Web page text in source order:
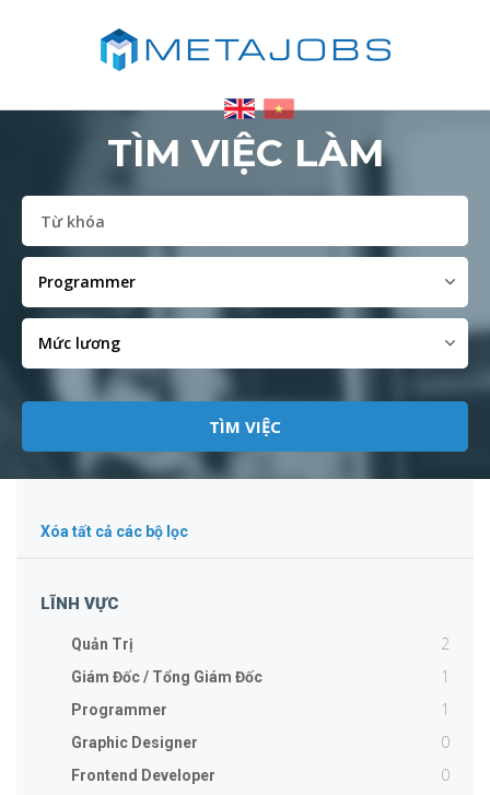
TÌM VIỆC LÀM
Xóa tất cả các bộ lọc
LĨNH VỰC
Quản Trị 2
Giám Đốc / Tổng Giám Đốc 1
Programmer 1
Graphic Designer 0
Frontend Developer 0